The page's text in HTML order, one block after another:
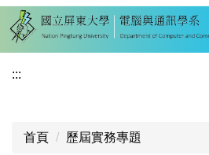
到
主
要
:::
首頁 歷屆實務專題